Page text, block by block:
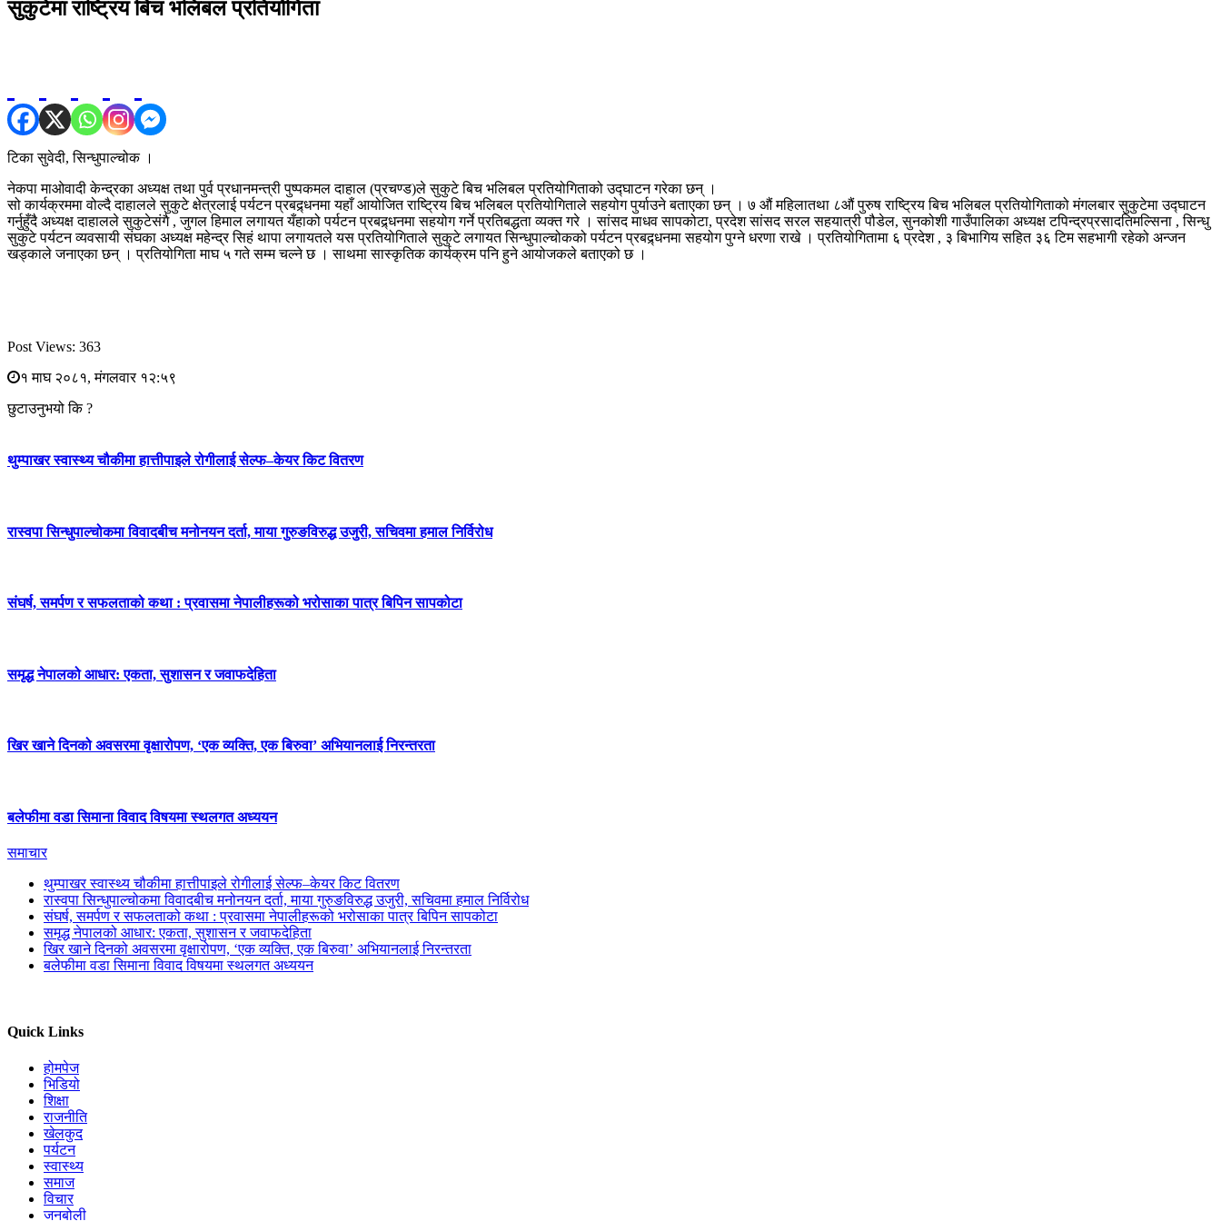
सुकुटेमा राष्ट्रिय बिच भलिबल प्रतियोगिता
टिका सुवेदी, सिन्धुपाल्चोक ।
नेकपा माओवादी केन्द्रका अध्यक्ष तथा पुर्व प्रधानमन्त्री पुष्पकमल दाहाल (प्रचण्ड)ले सुकुटे बिच भलिबल प्रतियोगिताको उद्घाटन गरेका छन् ।
सो कार्यक्रममा वोल्दै दाहालले सुकुटे क्षेत्रलाई पर्यटन प्रबद्र्धनमा यहाँ आयोजित राष्ट्रिय बिच भलिबल प्रतियोगिताले सहयोग पुर्याउने बताएका छन् । ७ औं महिलातथा ८औं पुरुष राष्ट्रिय बिच भलिबल प्रतियोगिताको मंगलबार सुकुटेमा उद्घाटन
गर्नुहुँदै अध्यक्ष दाहालले सुकुटेसंगै , जुगल हिमाल लगायत यँहाको पर्यटन प्रबद्र्धनमा सहयोग गर्ने प्रतिबद्धता व्यक्त गरे । सांसद माधव सापकोटा, प्रदेश सांसद सरल सहयात्री पौडेल, सुनकोशी गाउँपालिका अध्यक्ष टपिन्द्रप्रसादतिमल्सिना , सिन्धु
सुकुटे पर्यटन व्यवसायी संघका अध्यक्ष महेन्द्र सिहं थापा लगायतले यस प्रतियोगिताले सुकुटे लगायत सिन्धुपाल्चोकको पर्यटन प्रबद्र्धनमा सहयोग पुग्ने धरणा राखे । प्रतियोगितामा ६ प्रदेश , ३ बिभागिय सहित ३६ टिम सहभागी रहेको अन्जन
खड्काले जनाएका छन् । प्रतियोगिता माघ ५ गते सम्म चल्ने छ । साथमा सास्कृतिक कार्यक्रम पनि हुने आयोजकले बताएको छ ।
Post Views: 363
१ माघ २०८१, मंगलवार १२:५९
छुटाउनुभयो कि ?
थुम्पाखर स्वास्थ्य चौकीमा हात्तीपाइले रोगीलाई सेल्फ–केयर किट वितरण
रास्वपा सिन्धुपाल्चोकमा विवादबीच मनोनयन दर्ता, माया गुरुङविरुद्ध उजुरी, सचिवमा हमाल निर्विरोध
संघर्ष, समर्पण र सफलताको कथा : प्रवासमा नेपालीहरूको भरोसाका पात्र बिपिन सापकोटा
समृद्ध नेपालको आधार: एकता, सुशासन र जवाफदेहिता
खिर खाने दिनको अवसरमा वृक्षारोपण, ‘एक व्यक्ति, एक बिरुवा’ अभियानलाई निरन्तरता
बलेफीमा वडा सिमाना विवाद विषयमा स्थलगत अध्ययन
समाचार
थुम्पाखर स्वास्थ्य चौकीमा हात्तीपाइले रोगीलाई सेल्फ–केयर किट वितरण
रास्वपा सिन्धुपाल्चोकमा विवादबीच मनोनयन दर्ता, माया गुरुङविरुद्ध उजुरी, सचिवमा हमाल निर्विरोध
संघर्ष, समर्पण र सफलताको कथा : प्रवासमा नेपालीहरूको भरोसाका पात्र बिपिन सापकोटा
समृद्ध नेपालको आधार: एकता, सुशासन र जवाफदेहिता
खिर खाने दिनको अवसरमा वृक्षारोपण, ‘एक व्यक्ति, एक बिरुवा’ अभियानलाई निरन्तरता
बलेफीमा वडा सिमाना विवाद विषयमा स्थलगत अध्ययन
Quick Links
होमपेज
भिडियो
शिक्षा
राजनीति
खेलकुद
पर्यटन
स्वास्थ्य
समाज
विचार
जनबोली